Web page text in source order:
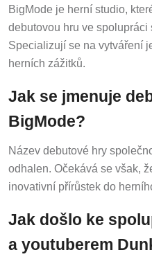
BigMode je herní studio,
debutovou hru ve spolupráci
Specializují se na vytváření
herních zážitků.
Jak se jmenuje
BigMode?
Název debutové hry
odhalen. Očekává se však,
inovativní přírůstek do
Jak došlo ke
a youtuberem